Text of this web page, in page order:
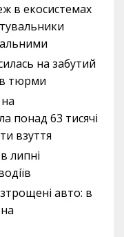
в екосистемах
на забутий
тюрми
понад 63 тисячі
взуття
липні
авто: в